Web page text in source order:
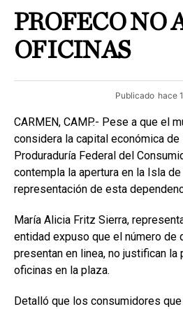
PROFECO NO
OFICINAS
Publicado hace
CARMEN, CAMP.- Pese a que el
considera la capital económica de
Produraduría Federal del
contempla la apertura en la Isla
representación de esta
María Alicia Fritz Sierra,
entidad expuso que el número de
presentan en linea, no justifican
oficinas en la plaza.
Detalló que los consumidores